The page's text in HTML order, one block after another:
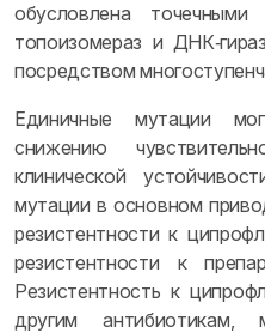
обусловлена точечными
топоизомераз и
посредством
Единичные мутации
снижению
клинической
мутации в основном
резистентности к
резистентности к
Резистентность к
другим